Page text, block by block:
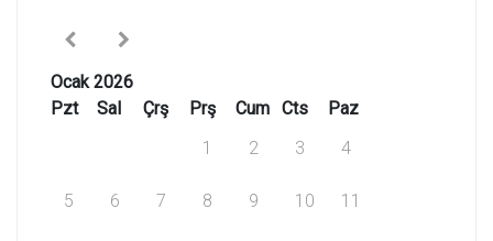
Ocak 2026
Pzt
Sal Çrş Prş Cum Cts
Paz
1
2 3 4
5 6 7 8 9 10 11